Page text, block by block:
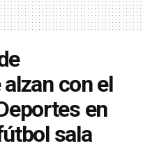
con el
en
sala